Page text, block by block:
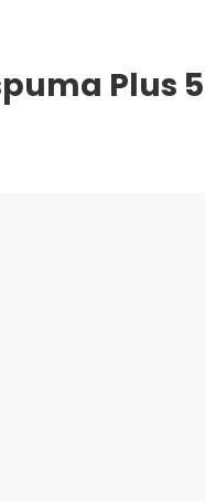
Plus